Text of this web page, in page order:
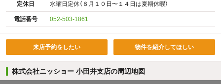
定休日 水曜日定休（８月１０日〜１４日は夏期休暇）
電話番号 052-503-1861
来店予約をしたい 物件を紹介してほしい
株式会社ニッショー 小田井支店の周辺地図